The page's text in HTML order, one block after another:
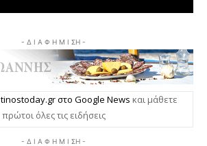
- Δ Ι Α Φ Η Μ Ι ΣΗ -
tinostoday.gr στο Google News και μάθετε
πρώτοι όλες τις ειδήσεις
- Δ Ι Α Φ Η Μ Ι ΣΗ -